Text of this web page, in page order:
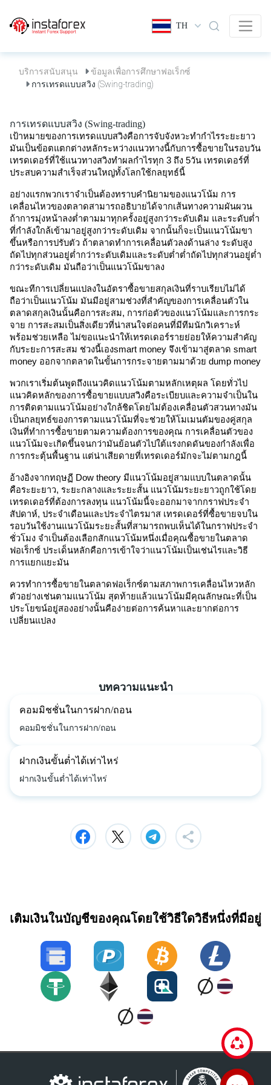
TH
บริการสนับสนุน
ข้อมูลเพื่อการศึกษาฟอเร็กซ์
การเทรดแบบสวิง (Swing-trading)
การเทรดแบบสวิง (Swing-trading)
เป้าหมายของการเทรดแบบสวิงคือการจับจังหวะทำกำไรระยะยาว
มันเป็นข้อตแตกต่างหลักระหว่างแนวทางนี้กับการซื้อขายในรอบวัน
เทรดเดอร์ที่ใช้แนวทางสวิงทำผลกำไรทุก 3 ถึง 5วัน เทรดเดอร์ที่
ประสบความสำเร็จส่วนใหญ่ทั้งโลกใช้กลยุทธ์นี้
อย่างแรกพวกเราจำเป็นต้องทราบคำนิยามของแนวโน้ม การ
เคลื่อนไหวของตลาดสามารถอธิบายได้จากเส้นทางความผันผวน
ถ้าการมุ่งหน้าลงต่ำตามมาทุกครั้งอยู่สูงกว่าระดับเดิม และระดับต่ำ
ที่กำลังใกล้เข้ามาอยู่สูงกว่าระดับเดิม จากนั้นก็จะเป็นแนวโน้มขา
ขึ้นหรือการปรับตัว ถ้าตลาดทำการเคลื่อนตัวลงด้านล่าง ระดับสูง
ถัดไปทุกส่วนอยู่ต่ำกว่าระดับเดิมและระดับต่ำต่ำถัดไปทุกส่วนอยู่ต่ำ
กว่าระดับเดิม มันถือว่าเป็นแนวโน้มขาลง
ขณะทีการเปลี่ยนแปลงในอัตราซื้อขายสกุลเงินที่ราบเรียบไม่ได้
ถือว่าเป็นแนวโน้ม มันมีอยู่สามช่วงที่สำคัญของการเคลื่อนตัวใน
ตลาดสกุลเงินนั้นคือการสะสม, การก่อตัวของแนวโน้มและการกระ
จาย การสะสมเป็นสิ่งเดียวที่น่าสนใจต่อคนที่มีทีมนักวิเคราะห์
พร้อมช่วยเหลือ ไม่ขอแนะนำให้เทรดเดอร์รายย่อยให้ความสำคัญ
กับระยะการสะสม ช่วงนี้เองsmart money จึงเข้ามาสู่ตลาด smart
money ออกจากตลาดในขั้นการกระจายตามมาด้วย dump money
พวกเราเริ่มต้นพูดถึงแนวคิดแนวโน้มตามหลักเหตุผล โดยทั่วไป
แนวคิดหลักของการซื้อขายแบบสวิงคือระเบียบและความจำเป็นใน
การติดตามแนวโน้มอย่างใกล้ชิดโดยไม่ต้องเคลื่อนตัวสวนทางมัน
เป็นกลยุทธ์ของการตามแนวโน้มที่จะช่วยให้โมเมนตัมของคู่สกุล
เงินที่ทำการซื้อขายตามความต้องการของคุณ การเคลื่อนตัวของ
แนวโน้มจะเกิดขึ้นจนกว่ามันย้อนตัวไปใต้แรงกดดันของกำลังเพื่อ
การกระตุ้นพื้นฐาน แต่น่าเสียดายที่เทรดเดอร์มักจะไม่ตามกฎนี้
อ้างอิงจากทฤษฏี Dow theory มีแนวโน้มอยู่สามแบบในตลาดนั้น
คือระยะยาว, ระยะกลางและระยะสั้น แนวโน้มระยะยาวถูกใช้โดย
เทรดเดอร์ที่ต้องการลงทุน แนวโน้มนี้จะออกมาจากกราฟประจำ
สัปดาห์, ประจำเดือนและประจำไตรมาส เทรดเดอร์ที่ซื้อขายจบใน
รอบวันใช้งานแนวโน้มระยะสั้นที่สามารถพบเห็นได้ในกราฟประจำ
ชั่วโมง จำเป็นต้องเลือกสักแนวโน้มหนึ่งเมื่อคุณซื้อขายในตลาด
ฟอเร็กซ์ ประเด็นหลักคือการเข้าใจว่าแนวโน้มเป็นเช่นไรและวิธี
การแยกแยะมัน
ควรทำการซื้อขายในตลาดฟอเร็กซ์ตามสภาพการเคลื่อนไหวหลัก
ตัวอย่างเช่นตามแนวโน้ม สุดท้ายแล้วแนวโน้มมีคุณลักษณะที่เป็น
ประโยขน์อยู่สองอย่างนั้นคือง่ายต่อการค้นหาและยากต่อการ
เปลี่ยนแปลง
บทความแนะนำ
คอมมิชชั่นในการฝาก/ถอน
คอมมิชชั่นในการฝาก/ถอน
ฝากเงินขั้นต่ำได้เท่าไหร่
ฝากเงินขั้นต่ำได้เท่าไหร่
เติมเงินในบัญชีของคุณโดยใช้วิธีใดวิธีหนึ่งที่มีอยู่